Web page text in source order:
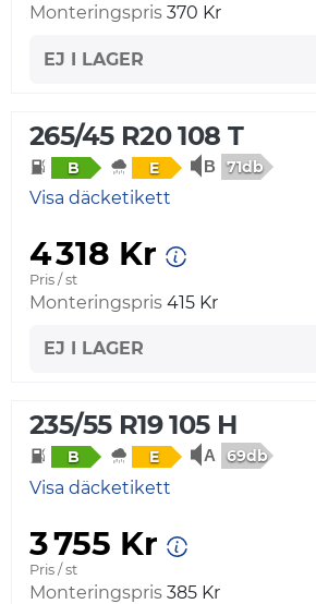
Monteringspris 370 Kr
EJ I LAGER
265/45 R20 108 T
B E 71db
Visa däcketikett
4 318 Kr
Pris / st
Monteringspris 415 Kr
EJ I LAGER
235/55 R19 105 H
B E 69db
Visa däcketikett
3 755 Kr
Pris / st
Monteringspris 385 Kr